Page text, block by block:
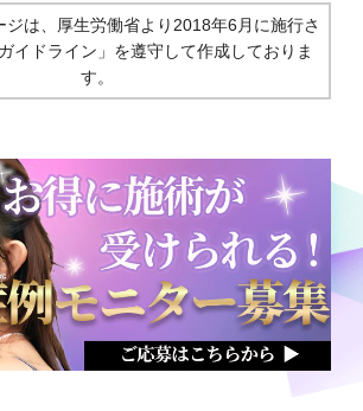
ジは、厚生労働省より2018年6月に施行さ
イドライン」を遵守して作成しておりま
す。